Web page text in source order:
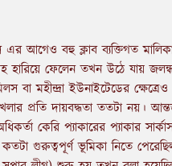
আগেও বহু ক্লাব ব্যক্তিগত
ফেলেন তখন উঠে যায়
বা মহীন্দ্রা ইউনাইটেডের
প্রতি দায়বদ্ধতা ততটা নয়।
কেরি প্যাকারের প্যাকার
কতটা গুরুত্বপূর্ণ ভূমিকা নিতে